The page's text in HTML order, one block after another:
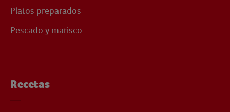
Platos preparados
Pescado y marisco
Recetas